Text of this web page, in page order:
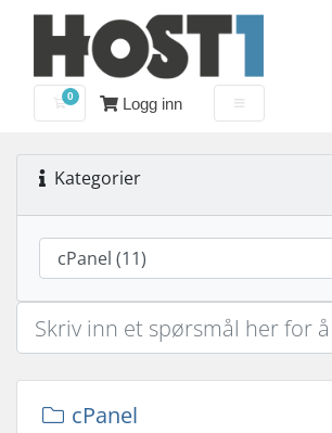
0
HandlevognLogg inn
Kategorier
cPanel